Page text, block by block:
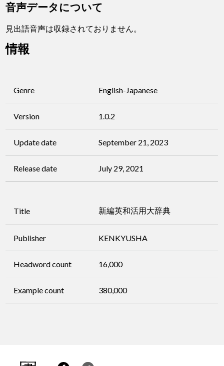
音声データについて
見出語音声は収録されておりません。
情報
Genre English-Japanese
Version 1.0.2
Update date September 21, 2023
Release date July 29, 2021
Title 新編英和活用大辞典
Publisher KENKYUSHA
Headword count 16,000
Example count 380,000